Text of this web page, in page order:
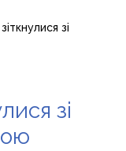
зі
зі